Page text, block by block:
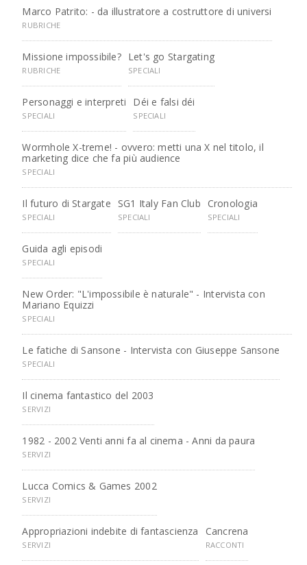
Marco Patrito: - da illustratore a costruttore di universi
RUBRICHE
Missione impossibile?
RUBRICHE
Let's go Stargating
SPECIALI
Personaggi e interpreti
SPECIALI
Déi e falsi déi
SPECIALI
Wormhole X-treme! - ovvero: metti una X nel titolo, il
marketing dice che fa più audience
SPECIALI
Il futuro di Stargate
SPECIALI
SG1 Italy Fan Club
SPECIALI
Cronologia
SPECIALI
Guida agli episodi
SPECIALI
New Order: "L'impossibile è naturale" - Intervista con
Mariano Equizzi
SPECIALI
Le fatiche di Sansone - Intervista con Giuseppe Sansone
SPECIALI
Il cinema fantastico del 2003
SERVIZI
1982 - 2002 Venti anni fa al cinema - Anni da paura
SERVIZI
Lucca Comics & Games 2002
SERVIZI
Appropriazioni indebite di fantascienza
SERVIZI
Cancrena
RACCONTI